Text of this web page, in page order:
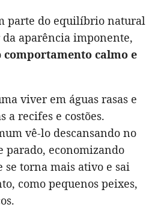
parte do equilíbrio natural
da aparência imponente,
comportamento calmo e
viver em águas rasas e
a recifes e costões.
vê-lo descansando no
parado, economizando
se torna mais ativo e sai
como pequenos peixes,